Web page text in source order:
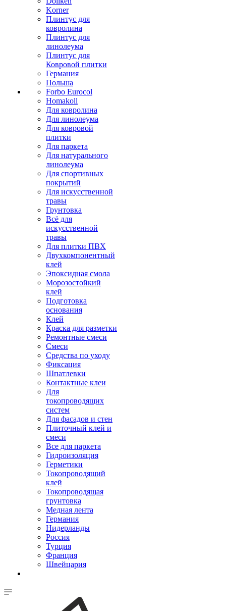
Korner
Плинтус для
ковролина
Плинтус для
линолеума
Плинтус для
Ковровой плитки
Германия
Польша
Forbo Eurocol
Homakoll
Для ковролина
Для линолеума
Для ковровой
плитки
Для паркета
Для натурального
линолеума
Для спортивных
покрытий
Для искусственной
травы
Грунтовка
Всё для
искусственной
травы
Для плитки ПВХ
Двухкомпонентный
клей
Эпоксидная смола
Морозостойкий
клей
Подготовка
основания
Клей
Краска для разметки
Ремонтные смеси
Смеси
Средства по уходу
Фиксация
Шпатлевки
Контактные клеи
Для
токопроводящих
систем
Для фасадов и стен
Плиточный клей и
смеси
Все для паркета
Гидроизоляция
Герметики
Токопроводящий
клей
Токопроводящая
грунтовка
Медная лента
Германия
Нидерланды
Россия
Турция
Франция
Швейцария